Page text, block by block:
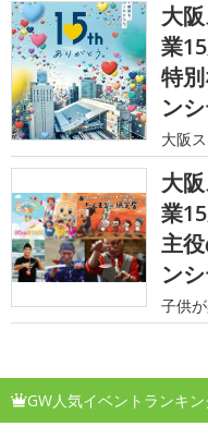
大
業
特
ン
大阪
大
業
主
ン
子供
GW人気イベントランキン